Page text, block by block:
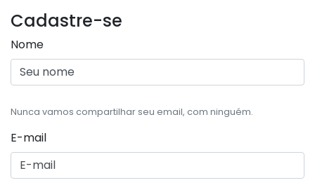
Cadastre-se
Nome
Nunca vamos compartilhar seu email, com ninguém.
E-mail